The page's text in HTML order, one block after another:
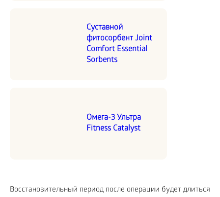
Суставной
фитосорбент Joint
Comfort Essential
Sorbents
Омега-3 Ультра
Fitness Catalyst
Восстановительный период после операции будет длиться